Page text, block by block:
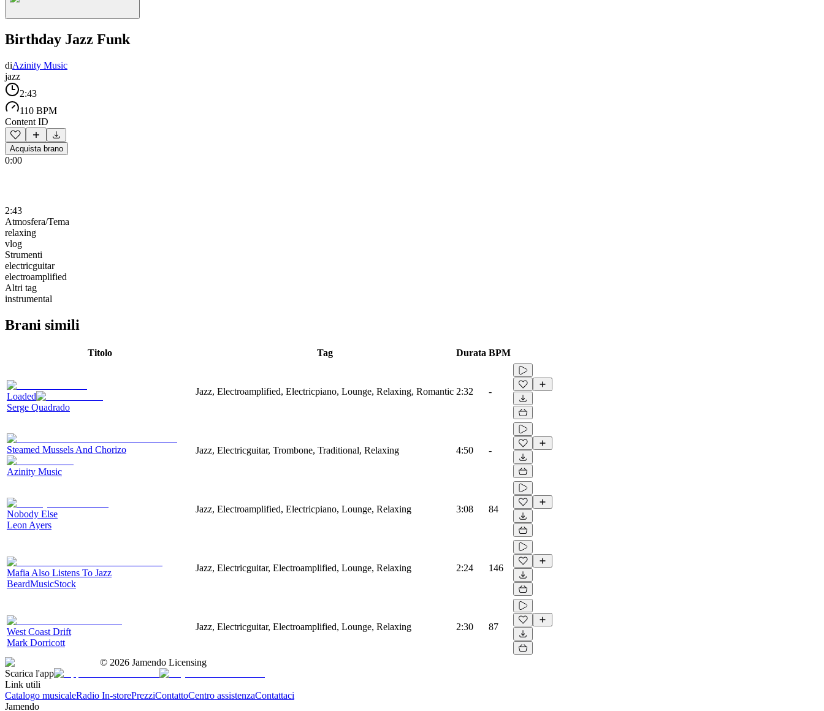
Birthday Jazz Funk
diAzinity Music
jazz
2:43
110 BPM
Content ID
Acquista brano
0:00
2:43
Atmosfera/Tema
relaxing
vlog
Strumenti
electricguitar
electroamplified
Altri tag
instrumental
Brani simili
Titolo Tag Durata BPM
Loaded
Serge Quadrado
Jazz, Electroamplified, Electricpiano, Lounge, Relaxing, Romantic 2:32 -
Steamed Mussels And Chorizo
Azinity Music
Jazz, Electricguitar, Trombone, Traditional, Relaxing 4:50 -
Nobody Else
Leon Ayers
Jazz, Electroamplified, Electricpiano, Lounge, Relaxing 3:08 84
Mafia Also Listens To Jazz
BeardMusicStock
Jazz, Electricguitar, Electroamplified, Lounge, Relaxing 2:24 146
West Coast Drift
Mark Dorricott
Jazz, Electricguitar, Electroamplified, Lounge, Relaxing 2:30 87
© 2026 Jamendo Licensing
Scarica l'app
Link utili
Catalogo musicaleRadio In-storePrezziContattoCentro assistenzaContattaci
Jamendo